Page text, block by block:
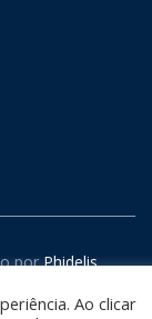
porPhidelis
Ao clicar